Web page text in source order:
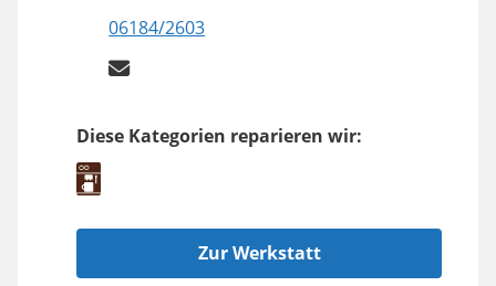
06184/2603
Diese Kategorien reparieren wir:
Zur Werkstatt